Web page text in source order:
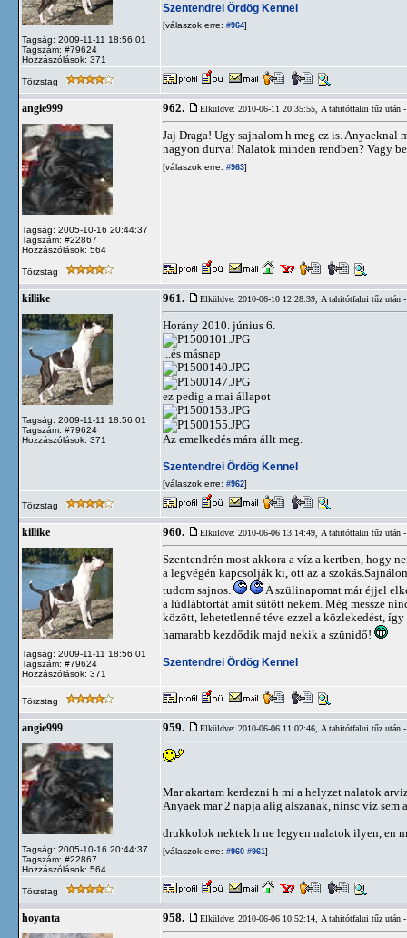
Tagság: 2009-11-11 18:56:01
Tagszám: #79624
Hozzászólások: 371
Szentendrei Ördög Kennel
[válaszok erre: #964]
Törzstag
angie999
Tagság: 2005-10-16 20:44:37
Tagszám: #22867
Hozzászólások: 564
962. Elküldve: 2010-06-11 20:35:55, A tahitótfalui tűz után
Jaj Draga! Ugy sajnalom h meg ez is.
nagyon durva! Nalatok minden rendben? Vagy
[válaszok erre: #963]
Törzstag
killike
Tagság: 2009-11-11 18:56:01
Tagszám: #79624
Hozzászólások: 371
961. Elküldve: 2010-06-10 12:28:39, A tahitótfalui tűz után
Horány 2010. június 6.
...és másnap
ez pedig a mai állapot
Az emelkedés mára állt meg.
Szentendrei Ördög Kennel
[válaszok erre: #962]
Törzstag
killike
Tagság: 2009-11-11 18:56:01
Tagszám: #79624
Hozzászólások: 371
960. Elküldve: 2010-06-06 13:14:49, A tahitótfalui tűz után
Szentendrén most akkora a víz a kertben, hogy
a legvégén kapcsolják ki, ott az a
tudom sajnos.
A szülinapomat már éjjel
a lúdlábtortát amit sütött nekem. Még messze
között, lehetetlenné téve ezzel a közlekedést,
hamarabb kezdődik majd nekik a szünidő!
Szentendrei Ördög Kennel
Törzstag
angie999
Tagság: 2005-10-16 20:44:37
Tagszám: #22867
Hozzászólások: 564
959. Elküldve: 2010-06-06 11:02:46, A tahitótfalui tűz után
Mar akartam kerdezni h mi a helyzet nalatok
Anyaek mar 2 napja alig alszanak, ninsc viz sem
drukkolok nektek h ne legyen nalatok ilyen, en
[válaszok erre: #960 #961]
Törzstag
hoyanta 958. Elküldve: 2010-06-06 10:52:14, A tahitótfalui tűz után